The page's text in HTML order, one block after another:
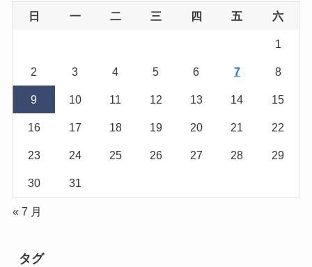
日 一 二 三 四 五 六
1
2 3 4 5 6 7 8
9 10 11 12 13 14 15
16 17 18 19 20 21 22
23 24 25 26 27 28 29
30 31
« 7 月
タグ